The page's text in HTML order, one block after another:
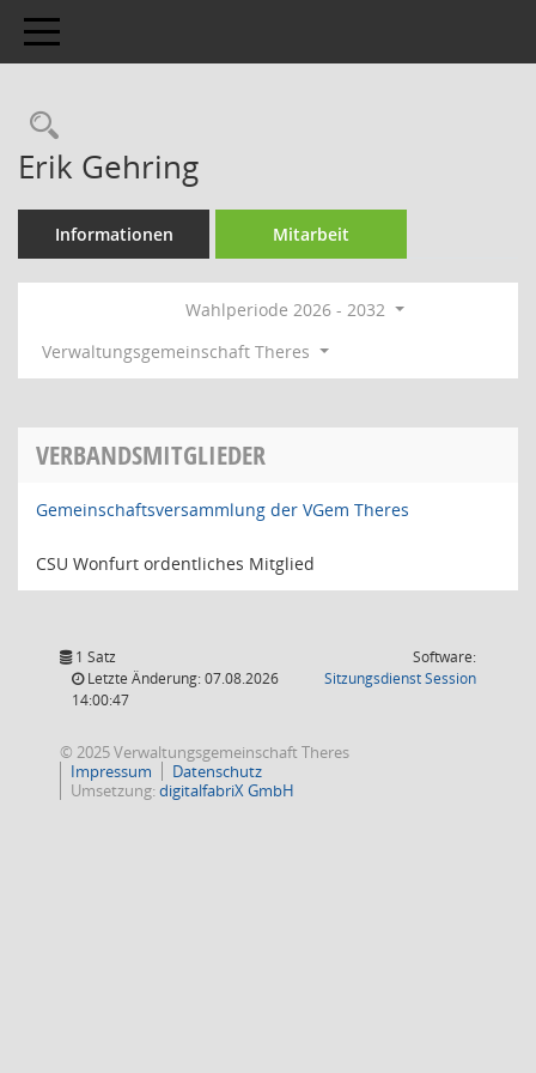
Toggle navigation
Rechercheauswahl
Erik Gehring
Informationen Mitarbeit
Wahlperiode 2026 - 2032
Verwaltungsgemeinschaft Theres
VERBANDSMITGLIEDER
Gemeinschaftsversammlung der VGem Theres
CSU Wonfurt ordentliches Mitglied
1 Satz
Letzte Änderung: 07.08.2026
14:00:47
Software:
SitzungsdienstSession(Wird in
© 2025 Verwaltungsgemeinschaft Theres
Impressum
Datenschutz
Umsetzung:digitalfabriX GmbH